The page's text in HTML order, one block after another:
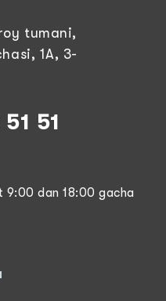
tumani,
1A, 3-
51
9:00 dan 18:00 gacha